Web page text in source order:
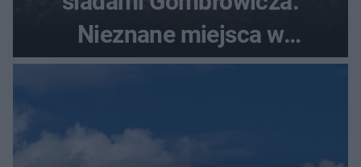
Nieznane miejsca w
Świętokrzyskiem